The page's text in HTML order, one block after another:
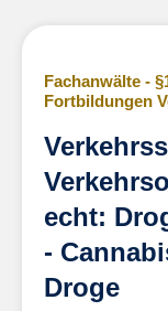
Fachanwälte -
Fortbildungen
echt:
-
Droge